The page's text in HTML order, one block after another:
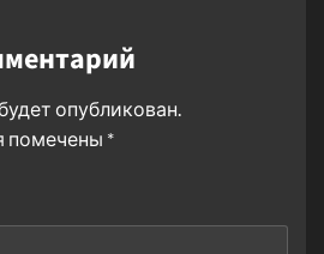
опубликован.
помечены *